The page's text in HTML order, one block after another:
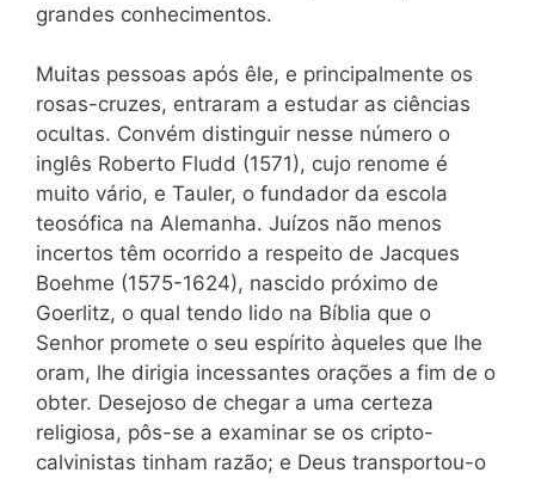
grandes conhecimentos.
Muitas pessoas após êle, e principalmente os
rosas-cruzes, entraram a estudar as ciências
ocultas. Convém distinguir nesse número o
inglês Roberto Fludd (1571), cujo renome é
muito vário, e Tauler, o fundador da escola
teosófica na Alemanha. Juízos não menos
incertos têm ocorrido a respeito de Jacques
Boehme (1575-1624), nascido próximo de
Goerlitz, o qual tendo lido na Bíblia que o
Senhor promete o seu espírito àqueles que lhe
oram, lhe dirigia incessantes orações a fim de o
obter. Desejoso de chegar a uma certeza
religiosa, pôs-se a examinar se os cripto-
calvinistas tinham razão; e Deus transportou-o